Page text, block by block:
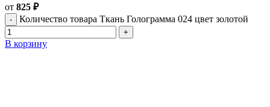
от 825 ₽
Количество товара Ткань Голограмма 024 цвет золотой
В корзину